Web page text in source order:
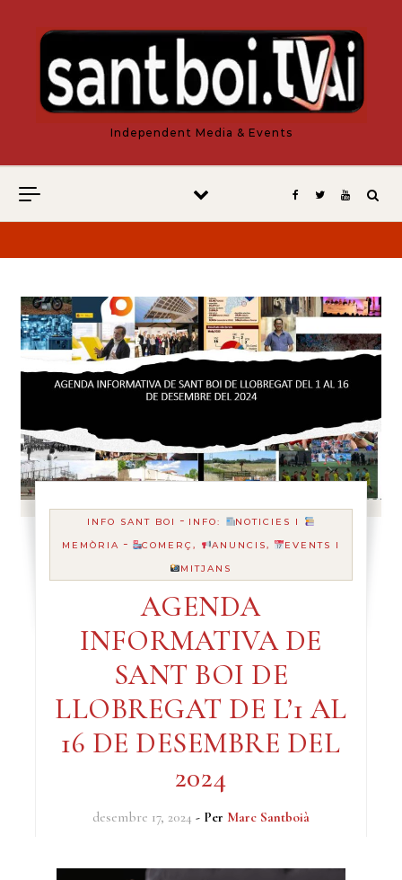
Independent Media & Events
INFO SANT BOI - INFO:
NOTICIES I
MEMÒRIA - COMERÇ, ANUNCIS,
EVENTS I
MITJANS
AGENDA
INFORMATIVA DE
SANT BOI DE
LLOBREGAT DE L’1 AL
16 DE DESEMBRE DEL
2024
desembre 17, 2024 - Per Marc Santboià